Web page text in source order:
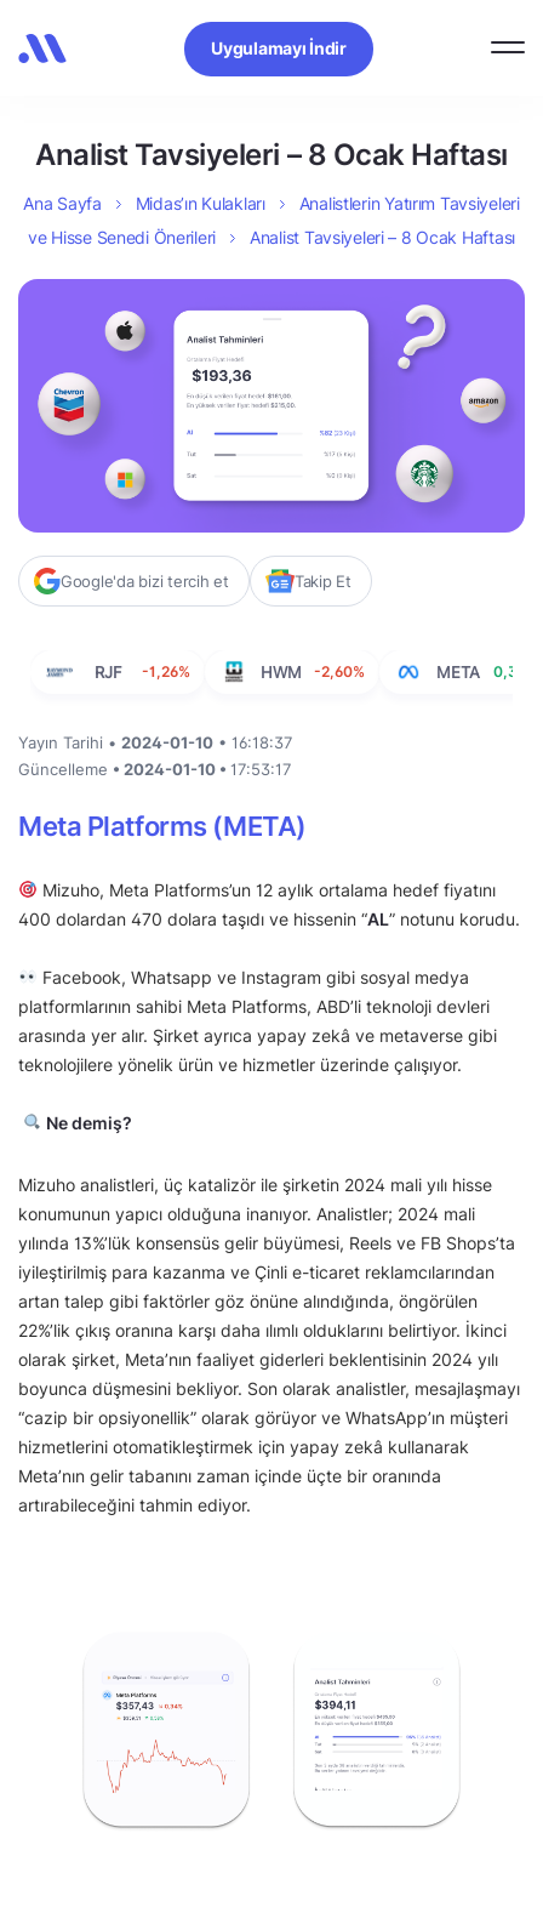
Uygulamayı İndir
Analist Tavsiyeleri – 8 Ocak Haftası
Ana Sayfa Midas’ın Kulakları
Analistlerin Yatırım Tavsiyeleri
ve Hisse Senedi Önerileri
Analist Tavsiyeleri – 8 Ocak Haftası
Google'da bizi tercih et Takip Et
RJF -1,26% HWM -2,60% META 0,30%
Yayın Tarihi • 2024-01-10 • 16:18:37
Güncelleme • 2024-01-10 • 17:53:17
Meta Platforms (META)
Mizuho, Meta Platforms’un 12 aylık ortalama hedef fiyatını
400 dolardan 470 dolara taşıdı ve hissenin “AL” notunu korudu.
Facebook, Whatsapp ve Instagram gibi sosyal medya
platformlarının sahibi Meta Platforms, ABD’li teknoloji devleri
arasında yer alır. Şirket ayrıca yapay zekâ ve metaverse gibi
teknolojilere yönelik ürün ve hizmetler üzerinde çalışıyor.
Ne demiş?
Mizuho analistleri, üç katalizör ile şirketin 2024 mali yılı hisse
konumunun yapıcı olduğuna inanıyor. Analistler; 2024 mali
yılında 13%’lük konsensüs gelir büyümesi, Reels ve FB Shops’ta
iyileştirilmiş para kazanma ve Çinli e-ticaret reklamcılarından
artan talep gibi faktörler göz önüne alındığında, öngörülen
22%’lik çıkış oranına karşı daha ılımlı olduklarını belirtiyor. İkinci
olarak şirket, Meta’nın faaliyet giderleri beklentisinin 2024 yılı
boyunca düşmesini bekliyor. Son olarak analistler, mesajlaşmayı
“cazip bir opsiyonellik” olarak görüyor ve WhatsApp’ın müşteri
hizmetlerini otomatikleştirmek için yapay zekâ kullanarak
Meta’nın gelir tabanını zaman içinde üçte bir oranında
artırabileceğini tahmin ediyor.